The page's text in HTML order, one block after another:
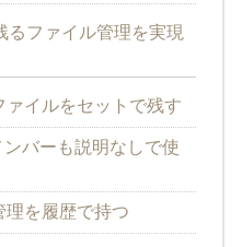
るファイル管理を実現
ァイルをセットで残す
ンバーも説明なしで使
理を履歴で持つ